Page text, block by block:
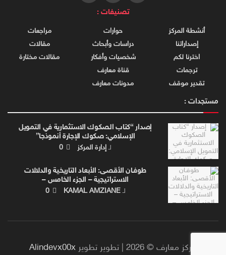
تصنيفات :
أنشطة المركز
إصداراتنا
اخترنا لكم
ترجمات
تقدير موقف
حوارات
دراسات وأبحاث
شخصيات وأفكار
قناة معارف
مدونات معارف
مراجعات
مقالات
مقالات مختارة
مستجدات :
إصدار “كتاب الصكوك الاستثمارية في التمويل
الإسلامي: صكوك الإجارة أنموذجا”
لـ إدارة المركز
طوفـان الأقصـى: الأبعاد التاريخية والدلالات
الاستراتيجية – الجزء الخامس –
لـ KAMAL AMZIANE
0
مركز معارف © 2026 | تطوير تطوير Alindevx00x